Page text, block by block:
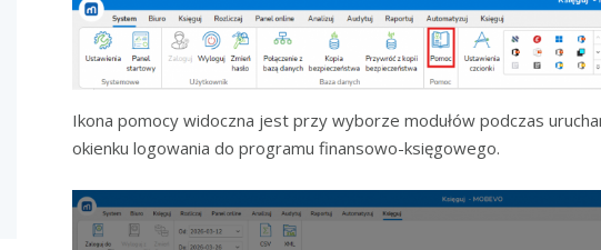
Ikona pomocy widoczna jest przy wyborze modułów podczas
okienku logowania do programu finansowo-księgowego.